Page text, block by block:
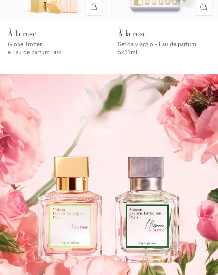
À la rose
Globe Trotter
e Eau de parfum Duo
À la rose
Set da viaggio - Eau de parfum
5x11ml